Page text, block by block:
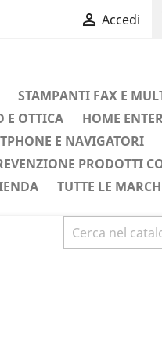
 Accedi
STAMPANTI FAX E
E OTTICA
HOME
E NAVIGATORI
PRODOTTI
TUTTE LE